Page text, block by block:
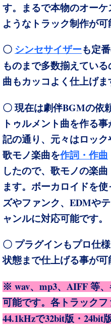
す。まるで本物のオー
ようなトラック制作が可
〇 シンセサイザーも定
ものまで多数揃えている
曲もカッコよく仕上げま
〇 現在は劇伴BGMの依
トゥルメント曲を作る
記の通り、元々はロッ
歌モノ楽曲を作詞・作曲
したので、歌モノの楽
ます。ボーカロイドを
ズやファンク、 EDMや
ャンルに対応可能です。
〇 プラグインもプロ仕
状態まで仕上げる事が可
※ wav、 mp3、 AIFF 等
可能です。各トラックフ
44.1kHzで32bit版・ 24bit